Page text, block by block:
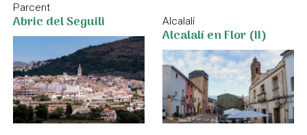
Parcent
Abric del Seguili Alcalalí
Alcalalí en Flor (II)